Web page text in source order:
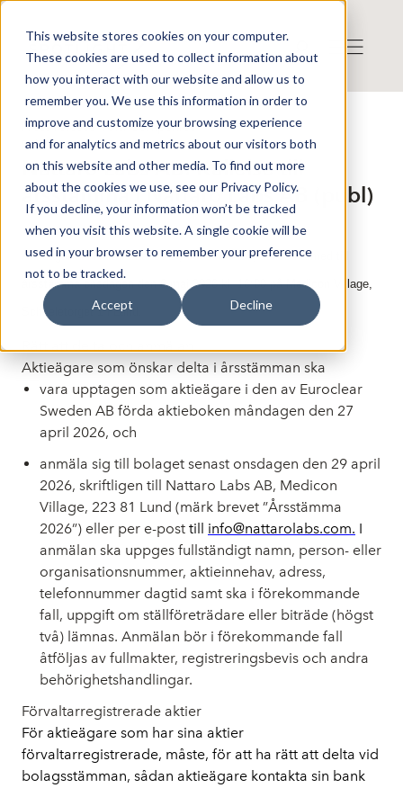
This website stores cookies on your computer.
These cookies are used to collect information about
how you interact with our website and allow us to
remember you. We use this information in order to
improve and customize your browsing experience
and for analytics and metrics about our visitors both
on this website and other media. To find out more
about the cookies we use, see our Privacy Policy.
If you decline, your information won’t be tracked
when you visit this website. A single cookie will be
used in your browser to remember your preference
not to be tracked.
Accept Decline
Press release from Companies
Publicerat: 2026-03-30 12:12:33
Nattaro Labs AB: Kallelse till
årsstämma i Nattaro Labs AB (publ)
Aktieägarna i Nattaro Labs AB, 556846-8465, kallas härmed till
årsstämma onsdagen den 6 maj 2026 kl. 16:00 på Medicon Village,
Scheeletorget 1 i Lund.
Rätt att delta och anmälan
Aktieägare som önskar delta i årsstämman ska
vara upptagen som aktieägare i den av Euroclear
Sweden AB förda aktieboken måndagen den 27
april 2026, och
anmäla sig till bolaget senast onsdagen den 29 april
2026, skriftligen till Nattaro Labs AB, Medicon
Village, 223 81 Lund (märk brevet ”Årsstämma
2026”) eller per e-post till info@nattarolabs.com. I
anmälan ska uppges fullständigt namn, person- eller
organisationsnummer, aktieinnehav, adress,
telefonnummer dagtid samt ska i förekommande
fall, uppgift om ställföreträdare eller biträde (högst
två) lämnas. Anmälan bör i förekommande fall
åtföljas av fullmakter, registreringsbevis och andra
behörighetshandlingar.
Förvaltarregistrerade aktier
För aktieägare som har sina aktier
förvaltarregistrerade, måste, för att ha rätt att delta vid
bolagsstämman, sådan aktieägare kontakta sin bank